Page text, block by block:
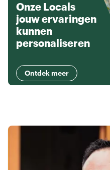
Onze Locals
jouw ervaringen
kunnen
personaliseren
Ontdek meer